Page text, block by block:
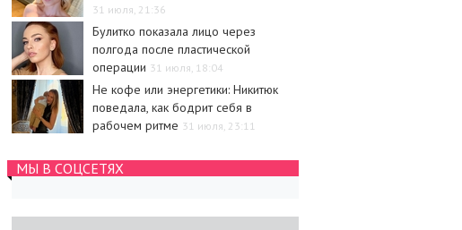
31 июля, 21:36
Булитко показала лицо через
полгода после пластической
операции 31 июля, 18:04
Не кофе или энергетики: Никитюк
поведала, как бодрит себя в
рабочем ритме 31 июля, 23:11
МЫ В СОЦСЕТЯХ